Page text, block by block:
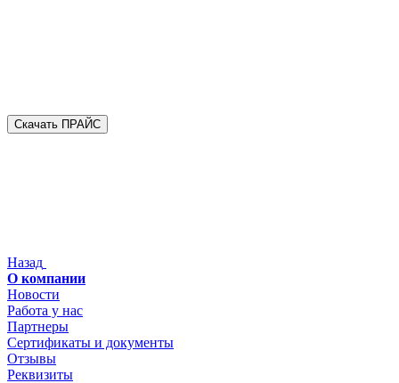
Скачать ПРАЙС
Назад
О компании
Новости
Работа у нас
Партнеры
Сертификаты и документы
Отзывы
Реквизиты